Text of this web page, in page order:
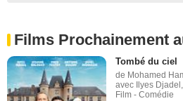
Films Prochainement
Tombé du ciel
de Mohamed
avec Ilyes
Film - Comédie